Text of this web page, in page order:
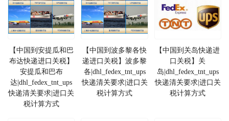
【中国到安提瓜和巴
布达快递进口关税】
安提瓜和巴布
达|dhl_fedex_tnt_ups
快递清关要求|进口关
税计算方式
【中国到波多黎各快
递进口关税】波多黎
各|dhl_fedex_tnt_ups
快递清关要求|进口关
税计算方式
【中国到关岛快递进
口关税】关
岛|dhl_fedex_tnt_ups
快递清关要求|进口关
税计算方式